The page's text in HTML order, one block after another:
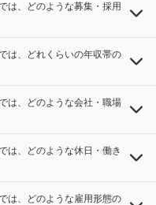
は、どのような募集・採用
は、どれくらいの年収帯の
は、どのような会社・職場
は、どのような休日・働き
は、どのような雇用形態の